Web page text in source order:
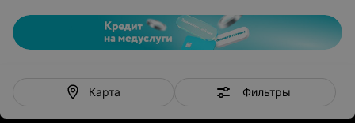
Карта Фильтры